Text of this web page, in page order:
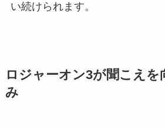
い続けられます。
ロジャーオン3が聞こえを
み